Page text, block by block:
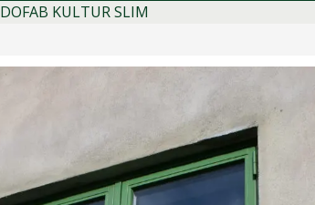
DOFAB KULTUR SLIM